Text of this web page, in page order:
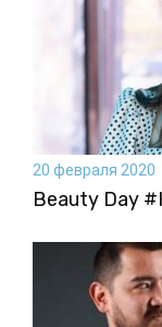
20 февраля 2020
Beauty Day